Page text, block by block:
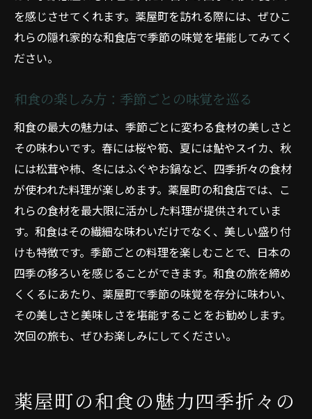
を感じさせてくれます。薬屋町を訪れる際には、ぜひこ
れらの隠れ家的な和食店で季節の味覚を堪能してみてく
ださい。
和食の楽しみ方：季節ごとの味覚を巡る
和食の最大の魅力は、季節ごとに変わる食材の美しさと
その味わいです。春には桜や筍、夏には鮎やスイカ、秋
には松茸や柿、冬にはふぐやお鍋など、四季折々の食材
が使われた料理が楽しめます。薬屋町の和食店では、こ
れらの食材を最大限に活かした料理が提供されていま
す。和食はその繊細な味わいだけでなく、美しい盛り付
けも特徴です。季節ごとの料理を楽しむことで、日本の
四季の移ろいを感じることができます。和食の旅を締め
くくるにあたり、薬屋町で季節の味覚を存分に味わい、
その美しさと美味しさを堪能することをお勧めします。
次回の旅も、ぜひお楽しみにしてください。
薬屋町の和食の魅力四季折々の